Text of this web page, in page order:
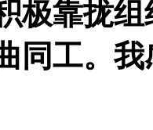
极靠拢
同工。